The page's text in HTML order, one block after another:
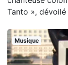
Tanto », dévoilé
Musique